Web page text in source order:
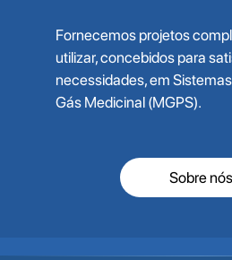
Fornecemos projetos
utilizar, concebidos para
necessidades, em
Gás Medicinal (MGPS).
Sobre nós